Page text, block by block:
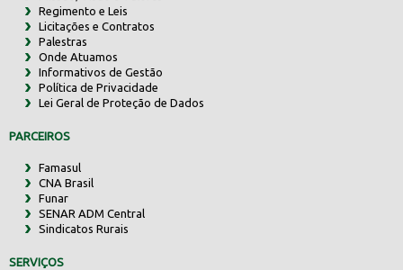
Regimento e Leis
Licitações e Contratos
Palestras
Onde Atuamos
Informativos de Gestão
Política de Privacidade
Lei Geral de Proteção de Dados
PARCEIROS
Famasul
CNA Brasil
Funar
SENAR ADM Central
Sindicatos Rurais
SERVIÇOS